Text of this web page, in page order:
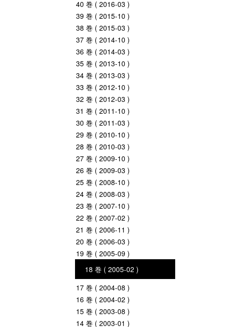
40 巻 ( 2016-03 )
39 巻 ( 2015-10 )
38 巻 ( 2015-03 )
37 巻 ( 2014-10 )
36 巻 ( 2014-03 )
35 巻 ( 2013-10 )
34 巻 ( 2013-03 )
33 巻 ( 2012-10 )
32 巻 ( 2012-03 )
31 巻 ( 2011-10 )
30 巻 ( 2011-03 )
29 巻 ( 2010-10 )
28 巻 ( 2010-03 )
27 巻 ( 2009-10 )
26 巻 ( 2009-03 )
25 巻 ( 2008-10 )
24 巻 ( 2008-03 )
23 巻 ( 2007-10 )
22 巻 ( 2007-02 )
21 巻 ( 2006-11 )
20 巻 ( 2006-03 )
19 巻 ( 2005-09 )
18 巻 ( 2005-02 )
17 巻 ( 2004-08 )
16 巻 ( 2004-02 )
15 巻 ( 2003-08 )
14 巻 ( 2003-01 )